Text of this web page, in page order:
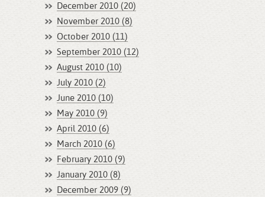
December 2010 (20)
November 2010 (8)
October 2010 (11)
September 2010 (12)
August 2010 (10)
July 2010 (2)
June 2010 (10)
May 2010 (9)
April 2010 (6)
March 2010 (6)
February 2010 (9)
January 2010 (8)
December 2009 (9)